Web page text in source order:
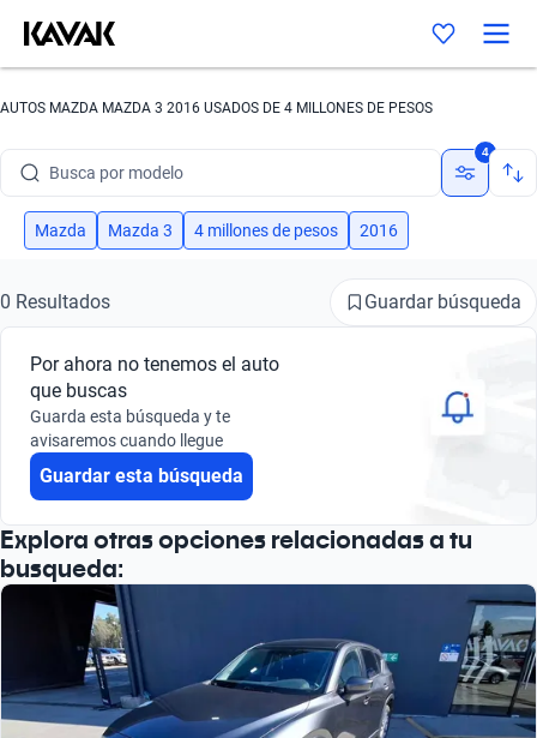
AUTOS MAZDA MAZDA 3 2016 USADOS DE 4 MILLONES DE PESOS
Busca por modelo
Busca por versión
Busca por marca
Busca por modelo
Busca por versión
4
Mazda Mazda 3 4 millones de pesos 2016
0 Resultados Guardar búsqueda
Por ahora no tenemos el auto
que buscas
Guarda esta búsqueda y te
avisaremos cuando llegue
Guardar esta búsqueda
Explora otras opciones relacionadas a tu
busqueda: